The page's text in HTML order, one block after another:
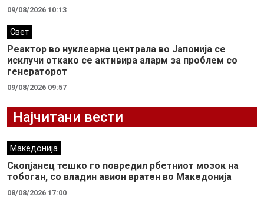
09/08/2026 10:13
Свет
Реактор во нуклеарна централа во Јапонија се
исклучи откако се активира аларм за проблем со
генераторот
09/08/2026 09:57
Најчитани вести
Македонија
Скопјанец тешко го повредил рбетниот мозок на
тобоган, со владин авион вратен во Македонија
08/08/2026 17:00